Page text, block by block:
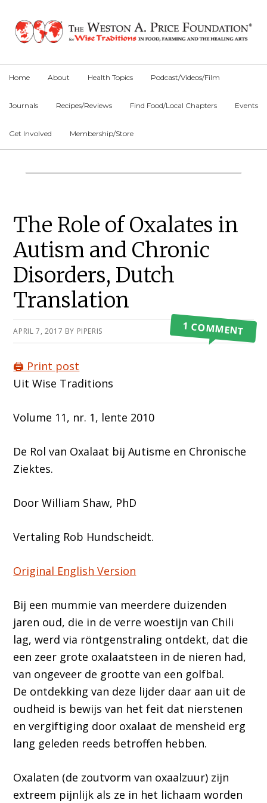
primary
main
primary
Home About Health Topics Podcast/Videos/Film
Journals Recipes/Reviews Find Food/Local Chapters Events
Get Involved Membership/Store
Main
The Role of Oxalates in
Autism and Chronic
Disorders, Dutch
Translation
APRIL 7, 2017 BY PIPERIS 1 COMMENT
🖨️ Print post
Uit Wise Traditions
Volume 11, nr. 1, lente 2010
De Rol van Oxalaat bij Autisme en Chronische
Ziektes.
Door William Shaw, PhD
Vertaling Rob Hundscheidt.
Original English Version
Bij een mummie van meerdere duizenden
jaren oud, die in de verre woestijn van Chili
lag, werd via röntgenstraling ontdekt, dat die
een zeer grote oxalaatsteen in de nieren had,
van ongeveer de grootte van een golfbal.
De ontdekking van deze lijder daar aan uit de
oudheid is bewijs van het feit dat nierstenen
en vergiftiging door oxalaat de mensheid erg
lang geleden reeds betroffen hebben.
Oxalaten (de zoutvorm van oxaalzuur) zijn
extreem pijnlijk als ze in het lichaam worden
Primary
Sidebar